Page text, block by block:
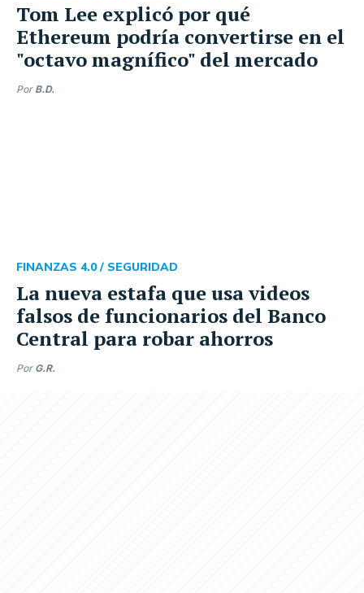
Tom Lee explicó por qué
Ethereum podría convertirse en el
"octavo magnífico" del mercado
Por B.D.
La nueva estafa que usa videos
falsos de funcionarios del Banco
Central para robar ahorros
FINANZAS 4.0 / SEGURIDAD
Por G.R.